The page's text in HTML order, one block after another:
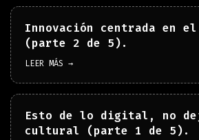
Innovación centrada en
(parte 2 de 5).
LEER MÁS →
Esto de lo digital, no
cultural (parte 1 de 5).